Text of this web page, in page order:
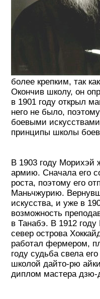
более крепким, так
Окончив школу, он
в 1901 году открыл
него не было,
боевыми
принципы школы
В 1903 году Морихэй
армию. Сначала его
роста, поэтому его
Маньчжурию.
искусства, и уже в
возможность
в Танабэ. В 1912
север острова
работал фермером,
году судьба свела
школой дайто-рю
диплом мастера дзю-